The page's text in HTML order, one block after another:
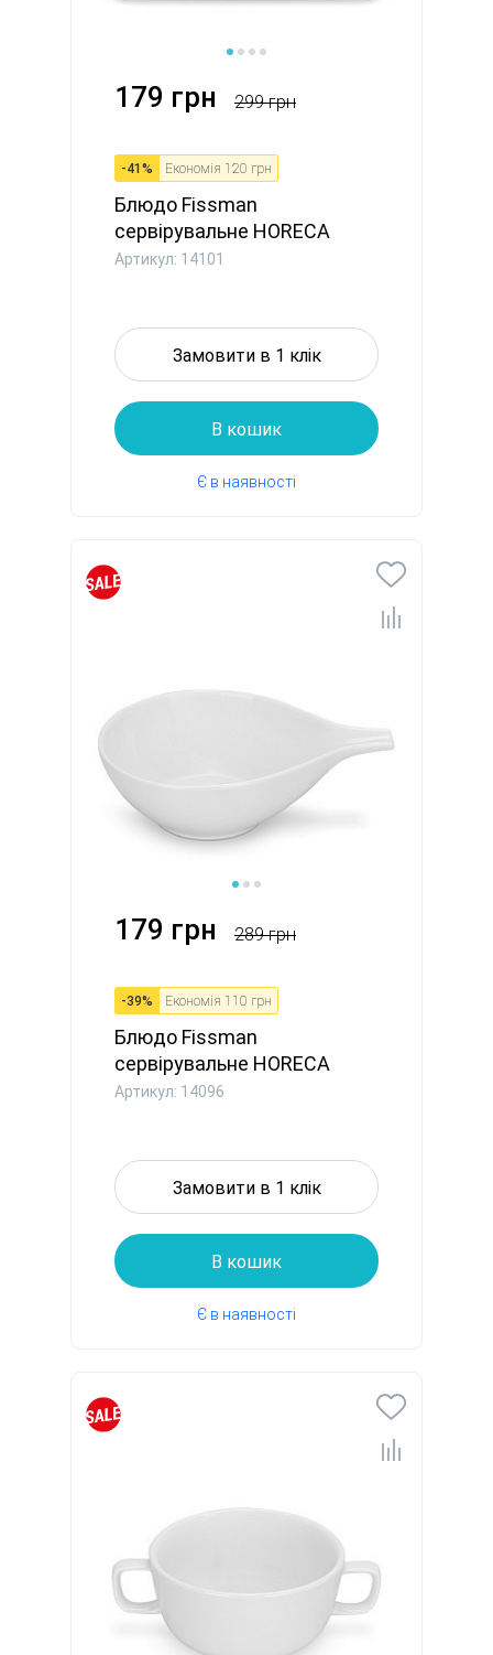
179 грн 299 грн
-41 % Економія 120 грн
Блюдо Fissman
сервірувальне HORECA
30,5x7,5 см пор...
Артикул: 14101
Замовити в 1 клік
В кошик
Є в наявності
179 грн 289 грн
-39% Економія 110 грн
Блюдо Fissman
сервірувальне HORECA
16,5x12 см порц...
Артикул: 14096
Замовити в 1 клік
В кошик
Є в наявності